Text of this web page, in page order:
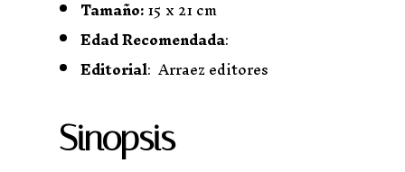
Tamaño:15 x 21 cm
Edad Recomendada:
Editorial: Arraez editores
Sinopsis